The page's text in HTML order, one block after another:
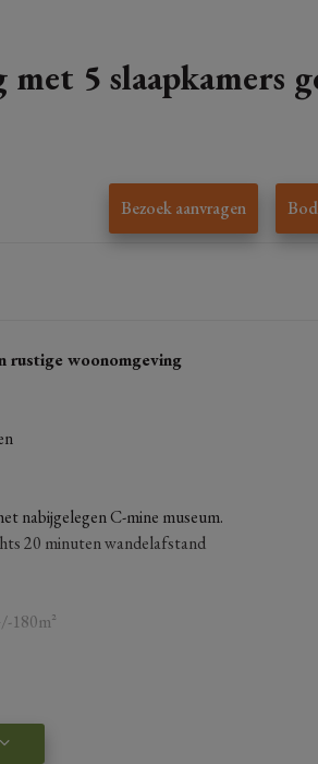
5 slaapkamers
Bezoek aanvragen
rustige woonomgeving
nabijgelegen C-mine museum.
20 minuten wandelafstand
180m²
13m²